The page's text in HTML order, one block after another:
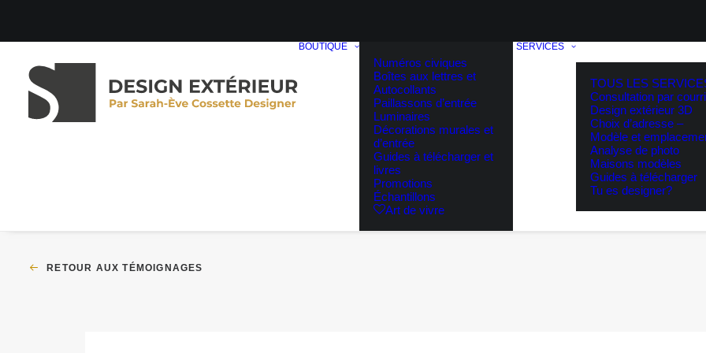
BOUTIQUE
Numéros civiques
Boîtes aux lettres et
Autocollants
Paillassons d’entrée
Luminaires
Décorations murales et
d’entrée
Guides à télécharger et
livres
Promotions
Échantillons
Art de vivre
SERVICES
TOUS LES
Consultation par
Design extérieur 3D
Choix d’adresse –
Modèle et
Analyse de photo
Maisons modèles
Guides à télécharger
Tu es designer?
RETOUR AUX TÉMOIGNAGES